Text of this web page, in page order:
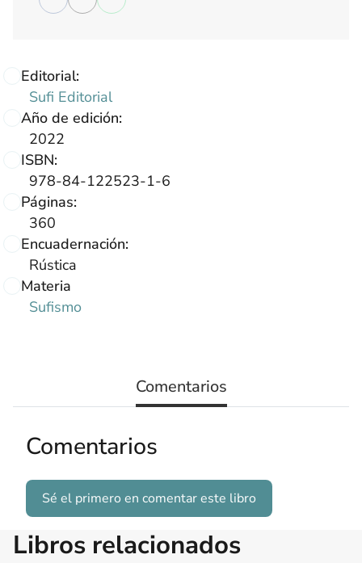
Editorial:
Sufi Editorial
Año de edición:
2022
ISBN:
978-84-122523-1-6
Páginas:
360
Encuadernación:
Rústica
Materia
Sufismo
Comentarios
Comentarios
Sé el primero en comentar este libro
Libros relacionados